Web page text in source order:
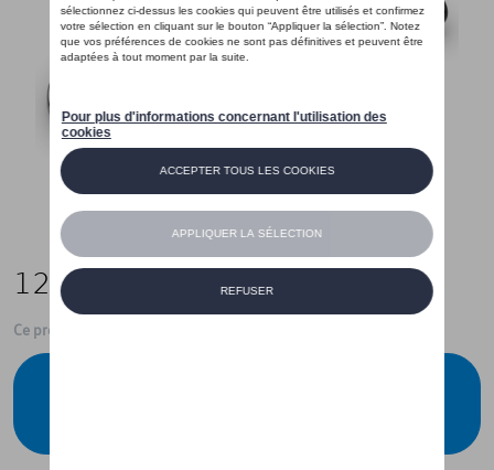
12,00 €
Ce produit n'est actuellement pas de stock